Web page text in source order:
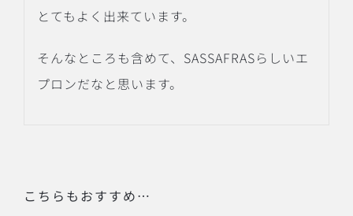
とてもよく出来ています。
そんなところも含めて、SASSAFRASらしいエ
プロンだなと思います。
こちらもおすすめ…